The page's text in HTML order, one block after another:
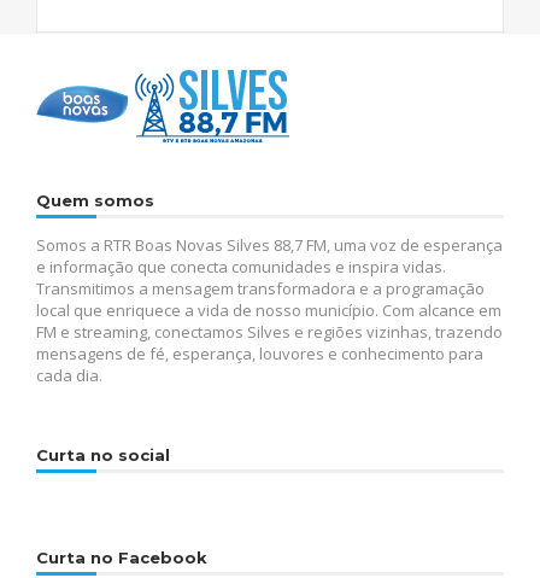
Quem somos
Somos a RTR Boas Novas Silves 88,7 FM, uma voz de esperança
e informação que conecta comunidades e inspira vidas.
Transmitimos a mensagem transformadora e a programação
local que enriquece a vida de nosso município. Com alcance em
FM e streaming, conectamos Silves e regiões vizinhas, trazendo
mensagens de fé, esperança, louvores e conhecimento para
cada dia.
Curta no social
Curta no Facebook